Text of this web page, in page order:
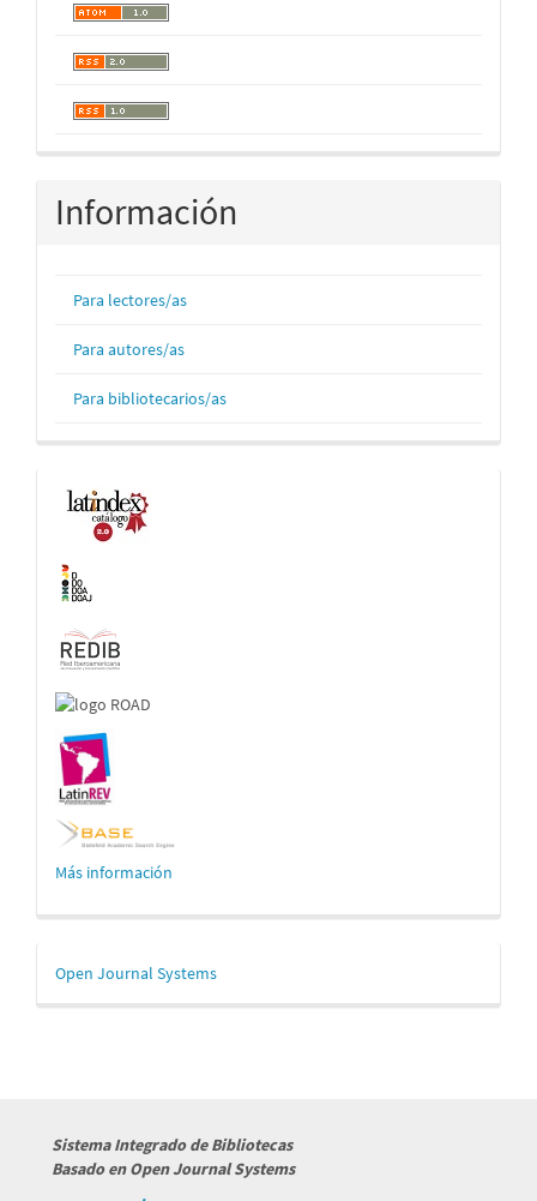
Información
Para lectores/as
Para autores/as
Para bibliotecarios/as
Indexaciones
Más información
Desarrollado
por
Open Journal Systems
Sistema Integrado de Bibliotecas
Basado en Open Journal Systems